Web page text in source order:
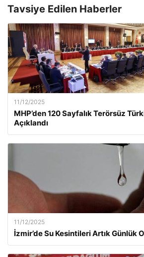
Tavsiye Edilen Haberler
11/12/2025
MHP’den 120 Sayfalık Terörsüz
Açıklandı
11/12/2025
İzmir’de Su Kesintileri Artık Günlük